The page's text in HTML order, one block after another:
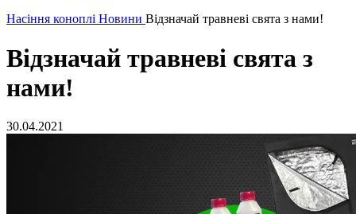
Насіння коноплі Новини Відзначай травневі свята з нами!
Відзначай травневі свята з
нами!
30.04.2021